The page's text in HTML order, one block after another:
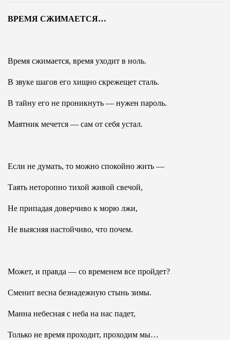
ВРЕМЯ СЖИМАЕТСЯ…
Время сжимается, время уходит в ноль.
В звуке шагов его хищно скрежещет сталь.
В тайну его не проникнуть — нужен пароль.
Маятник мечется — сам от себя устал.
Если не думать, то можно спокойно жить —
Таять неторопно тихой живой свечой,
Не припадая доверчиво к морю лжи,
Не выясняя настойчиво, что почем.
Может, и правда — со временем все пройдет?
Сменит весна безнадежную стынь зимы.
Манна небесная с неба на нас падет,
Только не время проходит, проходим мы…